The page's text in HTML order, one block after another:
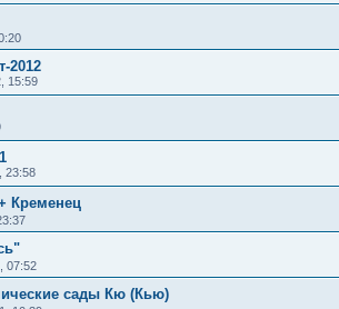
2012
15:59
23:58
Кременец
07:52
сады Кю (Кью)